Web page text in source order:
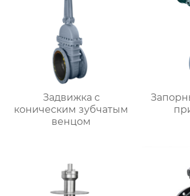
Задвижка с
коническим зубчатым
венцом